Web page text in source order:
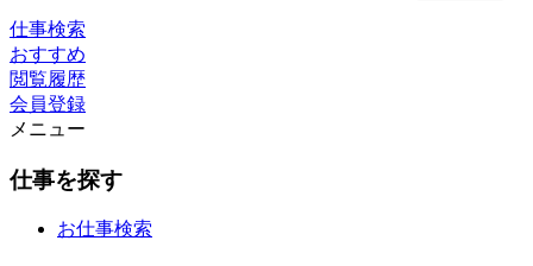
仕事検索
おすすめ
閲覧履歴
会員登録
メニュー
仕事を探す
お仕事検索